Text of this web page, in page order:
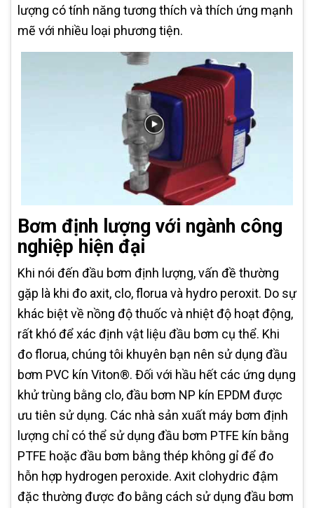
lượng có tính năng tương thích và thích ứng mạnh
mẽ với nhiều loại phương tiện.
Bơm định lượng với ngành công
nghiệp hiện đại
Khi nói đến đầu bơm định lượng, vấn đề thường
gặp là khi đo axit, clo, florua và hydro peroxit. Do sự
khác biệt về nồng độ thuốc và nhiệt độ hoạt động,
rất khó để xác định vật liệu đầu bơm cụ thể. Khi
đo florua, chúng tôi khuyên bạn nên sử dụng đầu
bơm PVC kín Viton®. Đối với hầu hết các ứng dụng
khử trùng bằng clo, đầu bơm NP kín EPDM được
ưu tiên sử dụng. Các nhà sản xuất máy bơm định
lượng chỉ có thể sử dụng đầu bơm PTFE kín bằng
PTFE hoặc đầu bơm bằng thép không gỉ để đo
hỗn hợp hydrogen peroxide. Axit clohydric đậm
đặc thường được đo bằng cách sử dụng đầu bơm